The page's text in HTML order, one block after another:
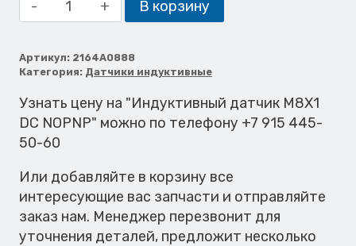
товара
датчик
M8X1
DC
NOPNP
В корзину
Артикул: 2164A0888
Категория: Датчики индуктивные
Узнать цену на "Индуктивный датчик M8X1
DC NOPNP" можно по телефону +7 915 445-
50-60
Или добавляйте в корзину все
интересующие вас запчасти и отправляйте
заказ нам. Менеджер перезвонит для
уточнения деталей, предложит несколько